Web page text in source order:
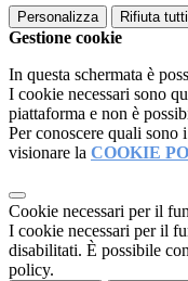
Personalizza Rifiuta tutti
Gestione cookie
In questa schermata è
I cookie necessari sono
piattaforma e non è
Per conoscere quali sono
visionare la COOKIE
Cookie necessari per il
I cookie necessari per il
disabilitati. È possibile
policy.